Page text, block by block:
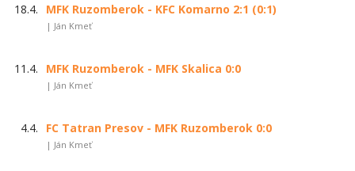
18.4. MFK Ruzomberok - KFC Komarno 2:1 (0:1)
| Ján Kmeť
11.4. MFK Ruzomberok - MFK Skalica 0:0
| Ján Kmeť
4.4. FC Tatran Presov - MFK Ruzomberok 0:0
| Ján Kmeť